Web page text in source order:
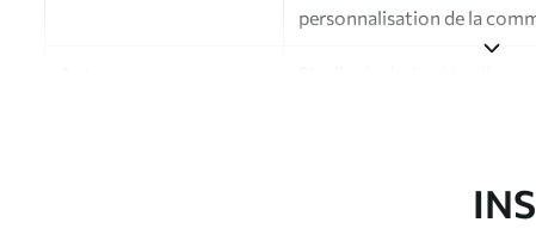
personnalisation de la